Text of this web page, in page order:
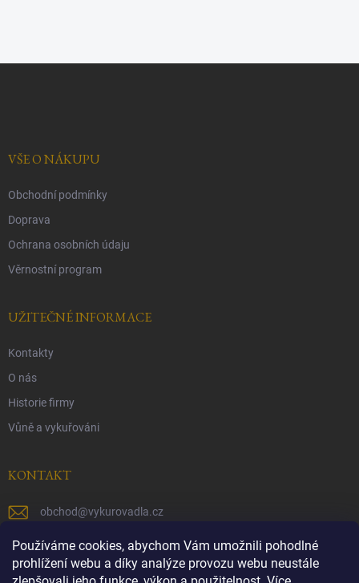
Používáme cookies, abychom Vám umožnili pohodlné
prohlížení webu a díky analýze provozu webu neustále
VŠE O NÁKUPU
Obchodní podmínky
Doprava
Ochrana osobních údaju
Věrnostní program
UŽITEČNÉ INFORMACE
Kontakty
O nás
Historie firmy
Vůně a vykuřováni
KONTAKT
obchod@vykurovadla.cz
+420 603 149 699
https://www.facebook.com/vykurovadla.cz/